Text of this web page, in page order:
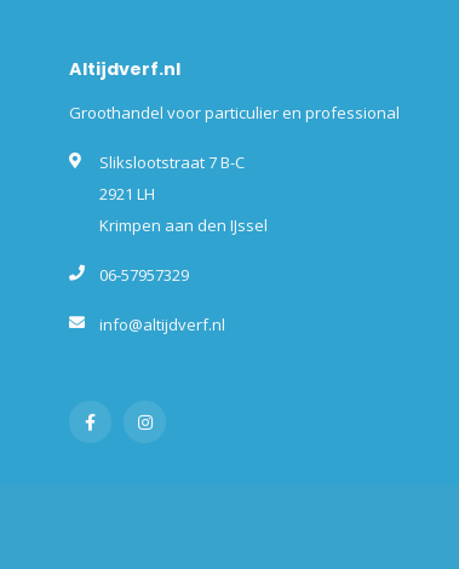
Altijdverf.nl
Groothandel voor particulier en professional
Slikslootstraat 7 B-C
2921 LH
Krimpen aan den IJssel
06-57957329
info@altijdverf.nl